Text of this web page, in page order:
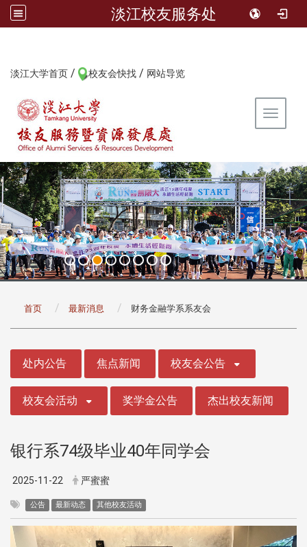
淡江校友服务处
淡江大学首页 / 校友会快找 / 网站导览
Toggle
首页 最新消息 财务金融学系系友会
处内公告 焦点新闻 校友会公告
校友会活动 奖学金公告 杰出校友新闻
银行系74级毕业40年同学会
2025-11-22 严蜜蜜
公告 最新动态 其他校友活动